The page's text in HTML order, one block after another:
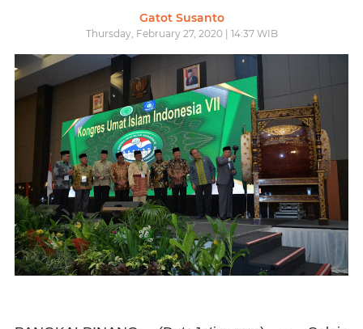
Gatot Susanto
Thursday, February 27, 2020 | 14:37 WIB